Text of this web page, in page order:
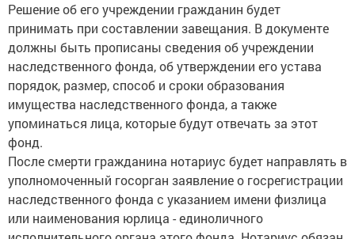
Решение об его учреждении гражданин будет
принимать при составлении завещания. В документе
должны быть прописаны сведения об учреждении
наследственного фонда, об утверждении его устава
порядок, размер, способ и сроки образования
имущества наследственного фонда, а также
упоминаться лица, которые будут отвечать за этот
фонд.
После смерти гражданина нотариус будет направлять в
уполномоченный госорган заявление о госрегистрации
наследственного фонда с указанием имени физлица
или наименования юрлица - единоличного